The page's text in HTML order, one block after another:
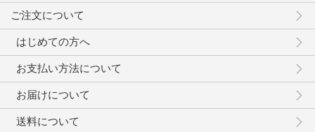
ご注文について
はじめての方へ
お支払い方法について
お届けについて
送料について